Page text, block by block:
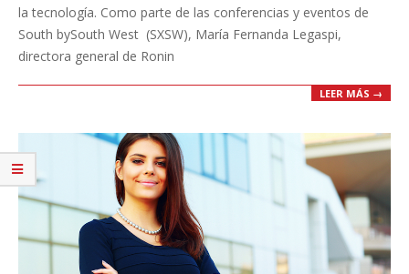
la tecnología. Como parte de las conferencias y eventos de
South bySouth West (SXSW), María Fernanda Legaspi,
directora general de Ronin
LEER MÁS →